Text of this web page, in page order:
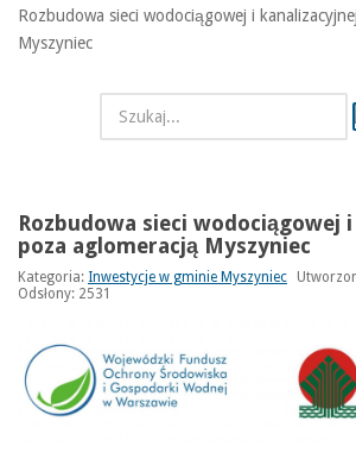
Rozbudowa sieci wodociągowej i
Myszyniec
Rozbudowa sieci wodociągowej
poza aglomeracją Myszyniec
Kategoria: Inwestycje w gminie Myszyniec
Odsłony: 2531